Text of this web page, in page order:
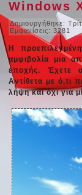
Windows
Δημιουργήθηκε:
Εμφανίσεις: 3281
Η
αμφιβολία μια
εποχής. Έχετε
Αντίθετα με ό,τι
λήψη και όχι για